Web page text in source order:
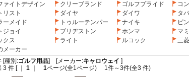
ァイトデザイン
クリーブランド ゴルフプライド コ
リスト
ダイヤ ダイワ タ
ーメイド
トゥルーテンパー ナイキ ピン
ジョイ
ブリヂストン ホンマ マ
クス
ライト ルコック 三
メーカー
[種別:ゴルフ用品] [メーカー:キャロウェイ ]
3 件 [ ｜ 1｜ 1ページ(全1ページ) 1件～3件(全3 件)